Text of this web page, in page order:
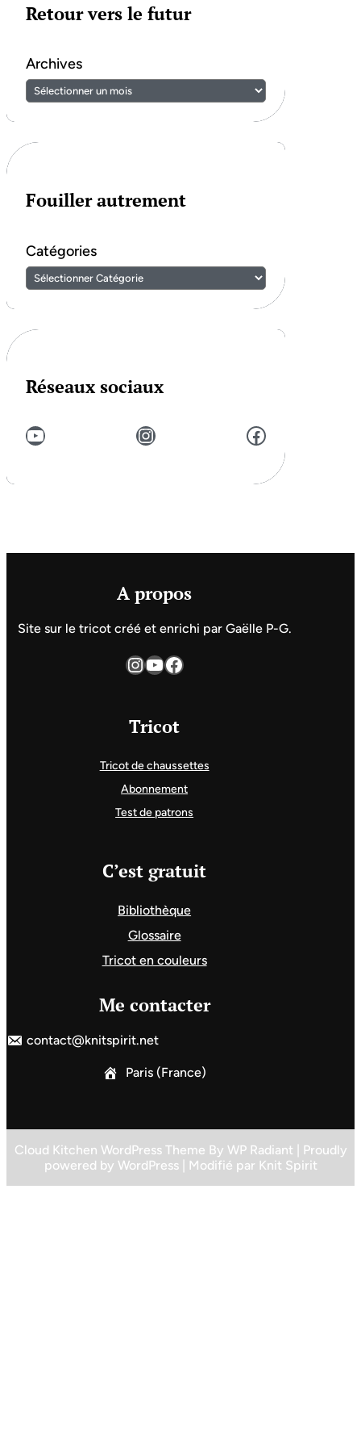
Retour vers le futur
Archives
Fouiller autrement
Catégories
Réseaux sociaux
YouTube Instagram Facebook
A propos
Site sur le tricot créé et enrichi par Gaëlle P-G.
InstagramYouTube Facebook
Tricot
Tricot de chaussettes
Abonnement
Test de patrons
C’est gratuit
Bibliothèque
Glossaire
Tricot en couleurs
Me contacter
contact@knitspirit.net
Paris (France)
Cloud Kitchen WordPress Theme By WP Radiant | Proudly
powered by WordPress| Modifié par Knit Spirit